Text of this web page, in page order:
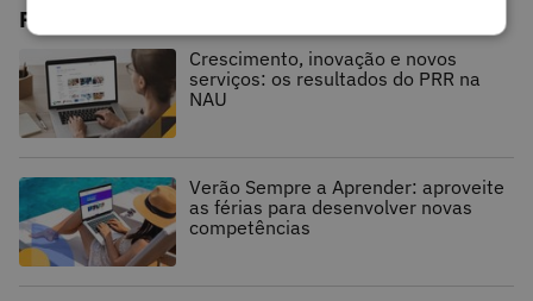
Related posts
Crescimento, inovação e novos
serviços: os resultados do PRR na
NAU
Verão Sempre a Aprender: aproveite
as férias para desenvolver novas
competências